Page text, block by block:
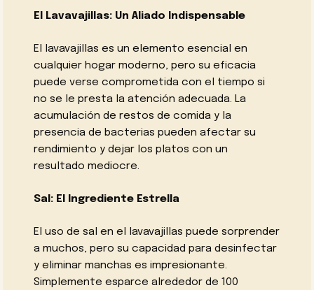
El Lavavajillas: Un Aliado Indispensable
El lavavajillas es un elemento esencial en
cualquier hogar moderno, pero su eficacia
puede verse comprometida con el tiempo si
no se le presta la atención adecuada. La
acumulación de restos de comida y la
presencia de bacterias pueden afectar su
rendimiento y dejar los platos con un
resultado mediocre.
Sal: El Ingrediente Estrella
El uso de sal en el lavavajillas puede sorprender
a muchos, pero su capacidad para desinfectar
y eliminar manchas es impresionante.
Simplemente esparce alrededor de 100